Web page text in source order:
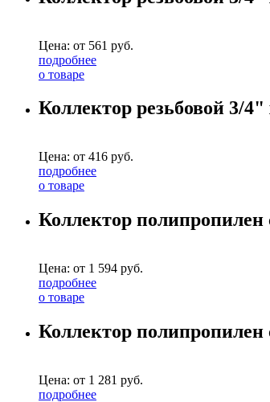
Цена: от 561 руб.
подробнее
о товаре
Коллектор резьбовой 3/
Цена: от 416 руб.
подробнее
о товаре
Коллектор
Цена: от 1 594 руб.
подробнее
о товаре
Коллектор
Цена: от 1 281 руб.
подробнее